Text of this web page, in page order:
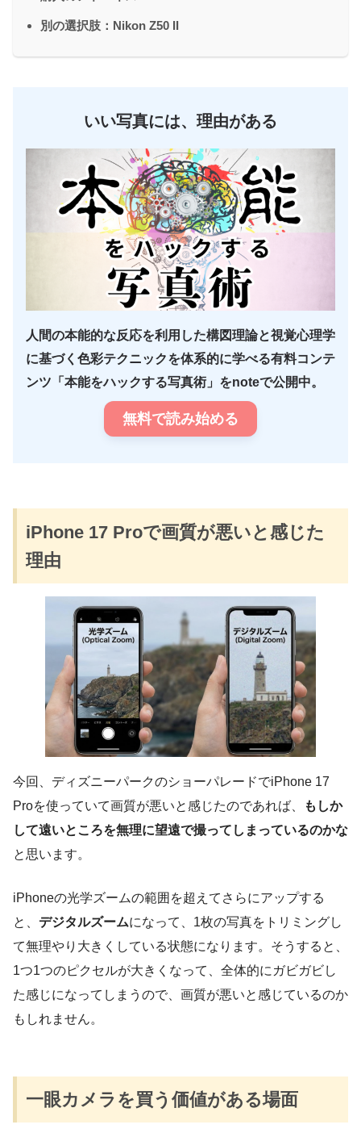
別の選択肢：Nikon Z50 II
いい写真には、理由がある
人間の本能的な反応を利用した構図理論と視覚心理学
に基づく色彩テクニックを体系的に学べる有料コンテ
ンツ「本能をハックする写真術」をnoteで公開中。
無料で読み始める
iPhone 17 Proで画質が悪いと感じた
理由
今回、ディズニーパークのショーパレードでiPhone 17
Proを使っていて画質が悪いと感じたのであれば、
もしか
して遠いところを無理に望遠で撮ってしまっているのかな
と思います。
iPhoneの光学ズームの範囲を超えてさらにアップする
と、 デジタルズームになって、1枚の写真をトリミングし
て無理やり大きくしている状態になります。そうすると、
1つ1つのピクセルが大きくなって、全体的にガビガビし
た感じになってしまうので、画質が悪いと感じているのか
もしれません。
一眼カメラを買う価値がある場面